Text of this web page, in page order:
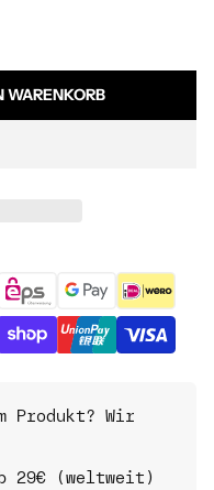
WARENKORB
Produkt? Wir
29€ (weltweit)